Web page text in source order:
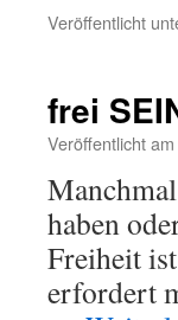
Veröffentlicht
frei
Veröffentlicht am
haben
Freiheit
erfordert